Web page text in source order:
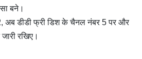
बने।
अब डीडी फ्री डिश के चैनल नंबर 5 पर और
रखिए।